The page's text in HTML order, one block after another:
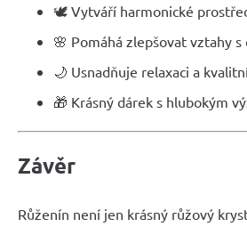
🕊️ Vytváří harmonické
🌸 Pomáhá zlepšovat vztahy
🌙 Usnadňuje relaxaci a
🎁 Krásný dárek s hlubokým
Závěr
Růženín není jen krásný růžový